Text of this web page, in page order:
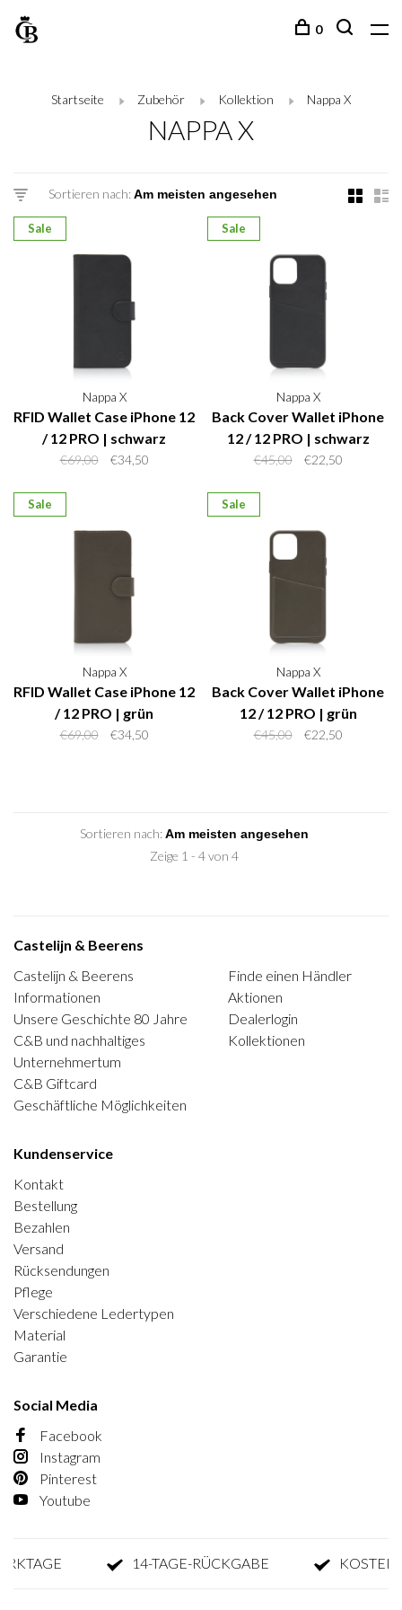
0
Startseite Zubehör Kollektion Nappa X
NAPPA X
Sortieren nach:
Sale
Nappa X
RFID Wallet Case iPhone 12
/ 12 PRO | schwarz
€69,00 €34,50
Sale
Nappa X
Back Cover Wallet iPhone
12 / 12 PRO | schwarz
€45,00 €22,50
Sale
Nappa X
RFID Wallet Case iPhone 12
/ 12 PRO | grün
€69,00 €34,50
Sale
Nappa X
Back Cover Wallet iPhone
12 / 12 PRO | grün
€45,00 €22,50
Sortieren nach:
Zeige 1 - 4 von 4
Castelijn & Beerens
Castelijn & Beerens
Informationen
Unsere Geschichte 80 Jahre
C&B und nachhaltiges
Unternehmertum
C&B Giftcard
Geschäftliche Möglichkeiten
Finde einen Händler
Aktionen
Dealerlogin
Kollektionen
Kundenservice
Kontakt
Bestellung
Bezahlen
Versand
Rücksendungen
Pflege
Verschiedene Ledertypen
Material
Garantie
Social Media
Facebook
Instagram
Pinterest
Youtube
14-TAGE-RÜCKGABE